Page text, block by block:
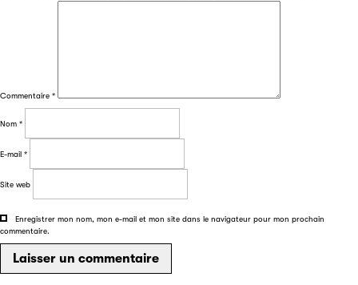
Commentaire *
Nom *
E-mail *
Site web
Enregistrer mon nom, mon e-mail et mon site dans le navigateur pour mon prochain
commentaire.
Filéas
Filéas est une plateforme en ligne destinée à l’ensemble
des acteurs de la filière du livre. Suivez les ventes de vos
ouvrages grâce à Filéas.